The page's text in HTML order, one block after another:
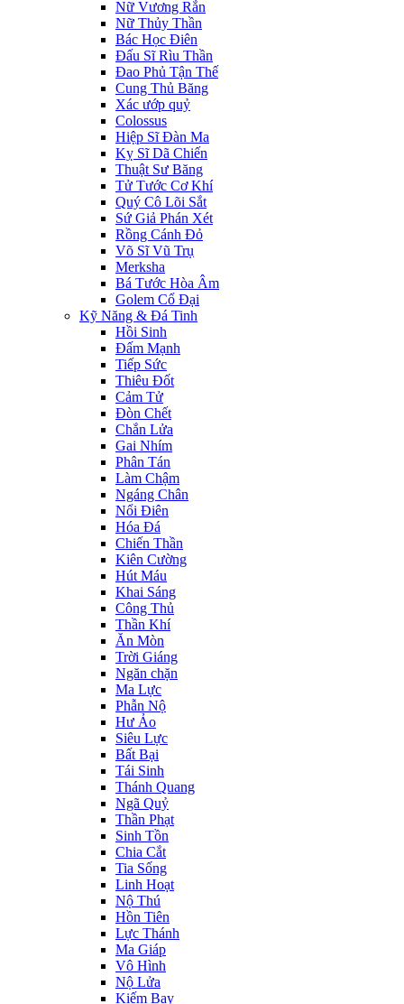
Nữ Vương Rắn
Nữ Thủy Thần
Bác Học Điên
Đấu Sĩ Rìu Thần
Đao Phủ Tận Thế
Cung Thủ Băng
Xác ướp quỷ
Colossus
Hiệp Sĩ Đàn Ma
Kỵ Sĩ Dã Chiến
Thuật Sư Băng
Tử Tước Cơ Khí
Quý Cô Lõi Sắt
Sứ Giả Phán Xét
Rồng Cánh Đỏ
Võ Sĩ Vũ Trụ
Merksha
Bá Tước Hòa Âm
Golem Cổ Đại
Kỹ Năng & Đá Tinh
Hồi Sinh
Đấm Mạnh
Tiếp Sức
Thiêu Đốt
Cảm Tử
Đòn Chết
Chắn Lửa
Gai Nhím
Phân Tán
Làm Chậm
Ngáng Chân
Nổi Điên
Hóa Đá
Chiến Thần
Kiên Cường
Hút Máu
Khai Sáng
Công Thủ
Thần Khí
Ăn Mòn
Trời Giáng
Ngăn chặn
Ma Lực
Phẫn Nộ
Hư Ảo
Siêu Lực
Bất Bại
Tái Sinh
Thánh Quang
Ngã Quỷ
Thần Phạt
Sinh Tồn
Chia Cắt
Tia Sống
Linh Hoạt
Nộ Thú
Hồn Tiên
Lực Thánh
Ma Giáp
Vô Hình
Nộ Lửa
Kiếm Bay